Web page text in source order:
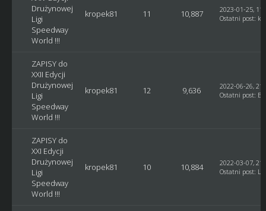
Drużynowej
Ligi
Speedway
World !!!
kropek81 11 10,887
2023-01-25,
Ostatni post:
ZAPISY do
XXII Edycji
Drużynowej
Ligi
Speedway
World !!!
kropek81 12 9,636
2022-06-26,
Ostatni post:
ZAPISY do
XXI Edycji
Drużynowej
Ligi
Speedway
World !!!
kropek81 10 10,884
2022-03-07,
Ostatni post: